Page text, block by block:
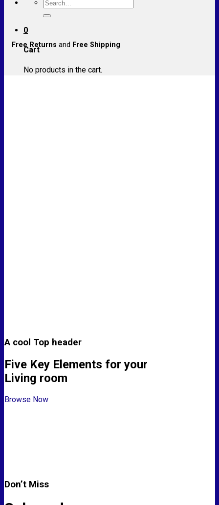
Search
for:
0
Cart
No products in the cart.
Free Returns and Free Shipping
A cool Top header
Five Key Elements for your
Living room
Browse Now
Don’t Miss